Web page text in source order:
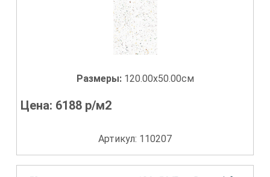
Размеры: 120.00x50.00см
Цена: 6188 р/м2
Артикул: 110207